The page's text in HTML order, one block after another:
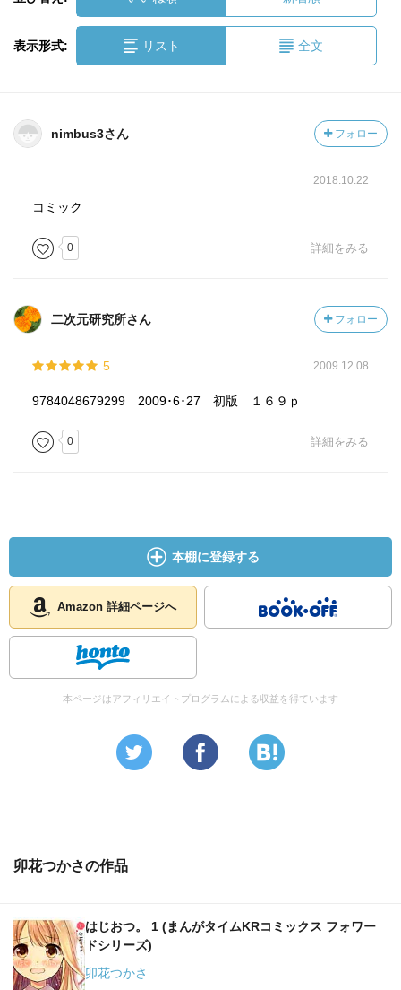
表示形式: リスト 全文
nimbus3さん フォロー
2018.10.22
コミック
0 詳細をみる
二次元研究所さん フォロー
5 2009.12.08
9784048679299 2009･6･27 初版 １６９ｐ
0 詳細をみる
本棚に登録する
Amazon 詳細ページへ
本ページはアフィリエイトプログラムによる収益を得ています
卯花つかさの作品
はじおつ。 1 (まんがタイムKRコミックス フォワー
ドシリーズ)
卯花つかさ